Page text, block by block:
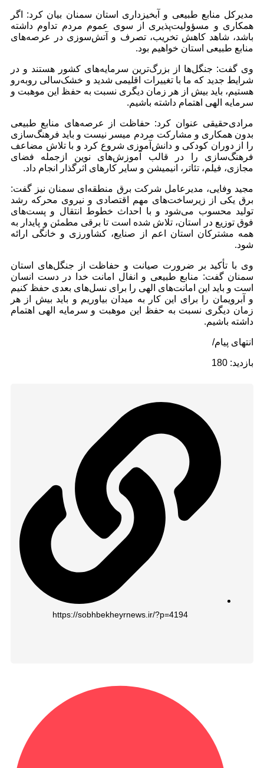
مدیرکل منابع طبیعی و آبخیزداری استان سمنان بیان کرد: اگر
همکاری و مسؤولیت‌پذیری از سوی عموم مردم تداوم داشته
باشد، شاهد کاهش تخریب، تصرف و آتش‌سوزی در عرصه‌های
منابع طبیعی استان خواهیم بود.
وی گفت: جنگل‌ها از بزرگ‌ترین سرمایه‌های کشور هستند و در
شرایط جدید که ما با تغییرات اقلیمی شدید و خشک‌سالی روبه‌رو
هستیم، باید بیش از هر زمان دیگری نسبت به حفظ این موهبت و
سرمایه الهی اهتمام داشته باشیم.
مرادی‌حقیقی عنوان کرد: حفاظت از عرصه‌های منابع طبیعی
بدون همکاری و مشارکت مردم میسر نیست و باید فرهنگ‌سازی
را از دوران کودکی و دانش‌آموزی شروع کرد و با تلاش مضاعف
فرهنگ‌سازی را در قالب آموزش‌های نوین ازجمله فضای
مجازی، فیلم، تئاتر، انیمیشن و سایر کارهای اثرگذار انجام داد.
مجید وفایی، مدیرعامل شرکت برق منطقه‌ای سمنان نیز گفت:
برق یکی از زیرساخت‌های مهم اقتصادی و نیروی محرکه رشد
تولید محسوب می‌شود و با احداث خطوط انتقال و پست‌های
فوق توزیع در استان، تلاش شده است تا برقی مطمئن و پایدار به
همه مشترکان استان اعم از صنایع، کشاورزی و خانگی ارائه
شود.
وی با تأکید بر ضرورت صیانت و حفاظت از جنگل‌های استان
سمنان گفت: منابع طبیعی و انفال امانت خدا در دست انسان
است و باید این امانت‌های الهی را برای نسل‌های بعدی حفظ کنیم
و آبرویمان را برای این کار به میدان بیاوریم و باید بیش از هر
زمان دیگری نسبت به حفظ این موهبت و سرمایه الهی اهتمام
داشته باشیم.
انتهای پیام/
بازدید: 180
https://sobhbekheyrnews.ir/?p=4194